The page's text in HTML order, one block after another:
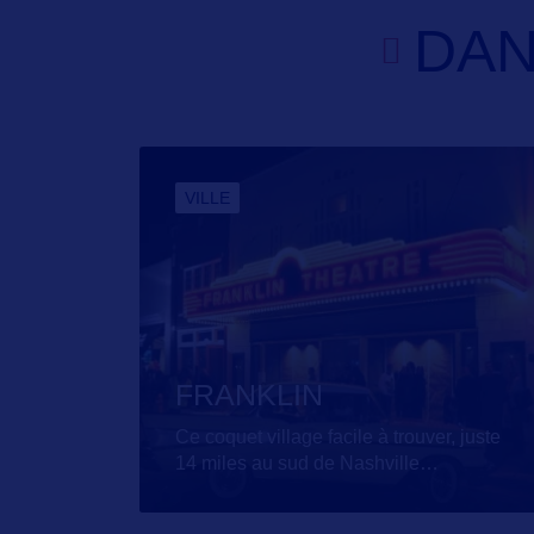
VILLE
FRANKLIN
Ce coquet village facile à trouver, juste
14 miles au sud de Nashville